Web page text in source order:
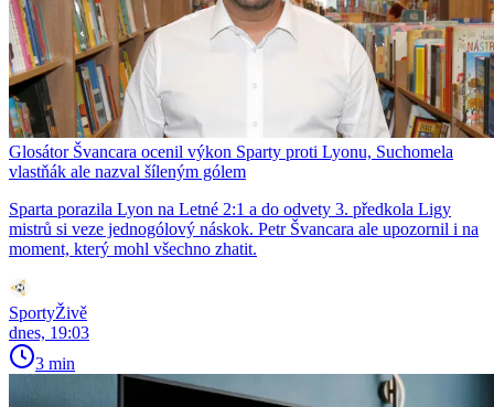
Glosátor Švancara ocenil výkon Sparty proti Lyonu, Suchomela
vlastňák ale nazval šíleným gólem
Sparta porazila Lyon na Letné 2:1 a do odvety 3. předkola Ligy
mistrů si veze jednogólový náskok. Petr Švancara ale upozornil i na
moment, který mohl všechno zhatit.
SportyŽivě
dnes, 19:03
3 min